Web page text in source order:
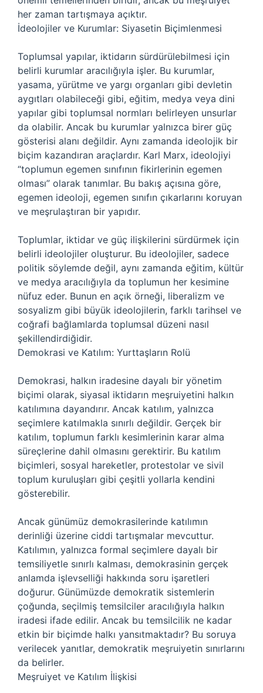
her zaman tartışmaya açıktır.
İdeolojiler ve Kurumlar: Siyasetin Biçimlenmesi
Toplumsal yapılar, iktidarın sürdürülebilmesi için
belirli kurumlar aracılığıyla işler. Bu kurumlar,
yasama, yürütme ve yargı organları gibi devletin
aygıtları olabileceği gibi, eğitim, medya veya dini
yapılar gibi toplumsal normları belirleyen unsurlar
da olabilir. Ancak bu kurumlar yalnızca birer güç
gösterisi alanı değildir. Aynı zamanda ideolojik bir
biçim kazandıran araçlardır. Karl Marx, ideolojiyi
“toplumun egemen sınıfının fikirlerinin egemen
olması” olarak tanımlar. Bu bakış açısına göre,
egemen ideoloji, egemen sınıfın çıkarlarını koruyan
ve meşrulaştıran bir yapıdır.
Toplumlar, iktidar ve güç ilişkilerini sürdürmek için
belirli ideolojiler oluşturur. Bu ideolojiler, sadece
politik söylemde değil, aynı zamanda eğitim, kültür
ve medya aracılığıyla da toplumun her kesimine
nüfuz eder. Bunun en açık örneği, liberalizm ve
sosyalizm gibi büyük ideolojilerin, farklı tarihsel ve
coğrafi bağlamlarda toplumsal düzeni nasıl
şekillendirdiğidir.
Demokrasi ve Katılım: Yurttaşların Rolü
Demokrasi, halkın iradesine dayalı bir yönetim
biçimi olarak, siyasal iktidarın meşruiyetini halkın
katılımına dayandırır. Ancak katılım, yalnızca
seçimlere katılmakla sınırlı değildir. Gerçek bir
katılım, toplumun farklı kesimlerinin karar alma
süreçlerine dahil olmasını gerektirir. Bu katılım
biçimleri, sosyal hareketler, protestolar ve sivil
toplum kuruluşları gibi çeşitli yollarla kendini
gösterebilir.
Ancak günümüz demokrasilerinde katılımın
derinliği üzerine ciddi tartışmalar mevcuttur.
Katılımın, yalnızca formal seçimlere dayalı bir
temsiliyetle sınırlı kalması, demokrasinin gerçek
anlamda işlevselliği hakkında soru işaretleri
doğurur. Günümüzde demokratik sistemlerin
çoğunda, seçilmiş temsilciler aracılığıyla halkın
iradesi ifade edilir. Ancak bu temsilcilik ne kadar
etkin bir biçimde halkı yansıtmaktadır? Bu soruya
verilecek yanıtlar, demokratik meşruiyetin sınırlarını
da belirler.
Meşruiyet ve Katılım İlişkisi